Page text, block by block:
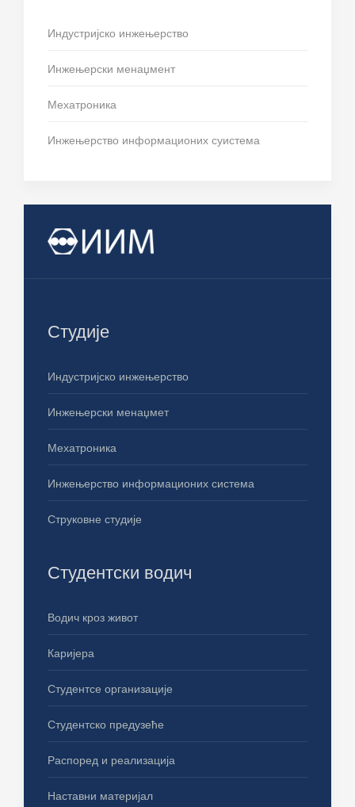
Индустријско инжењерство
Инжењерски менаџмент
Мехатроника
Инжењерство информационих суистема
Студије
Индустријско инжењерство
Инжењерски менаџмет
Мехатроника
Инжењерство информационих система
Струковне студије
Студентски водич
Водич кроз живот
Каријера
Студентсе организације
Студентско предузеће
Распоред и реализација
Наставни материјал